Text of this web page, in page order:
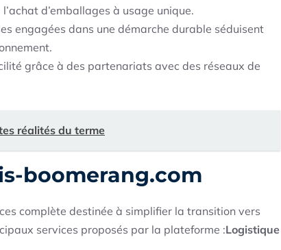
d’emballages à usage unique.
engagées dans une démarche durable séduisent
grâce à des partenariats avec des réseaux de
réalités du terme
boomerang.com
complète destinée à simplifier la transition vers
services proposés par la plateforme :Logistique